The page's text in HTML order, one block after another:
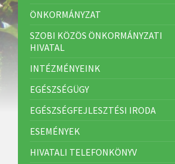
ÖNKORMÁNYZAT
SZOBI KÖZÖS ÖNKORMÁNYZATI
HIVATAL
INTÉZMÉNYEINK
EGÉSZSÉGÜGY
EGÉSZSÉGFEJLESZTÉSI IRODA
ESEMÉNYEK
HIVATALI TELEFONKÖNYV